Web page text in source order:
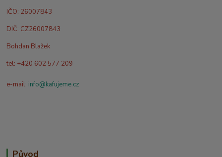
IČO: 26007843
DIČ: CZ26007843
Bohdan Blažek
tel: +420 602 577 209
e-mail: info@kafujeme.cz
Původ